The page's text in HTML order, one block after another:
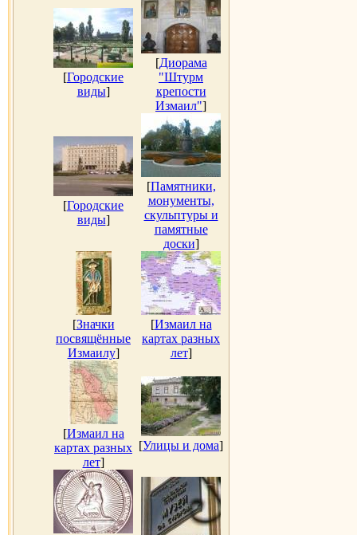
[Городские
виды]
[Диорама
"Штурм
крепости
Измаил"]
[Городские
виды]
[Памятники,
монументы,
скульптуры и
памятные
доски]
[Значки
посвящённые
Измаилу]
[Измаил на
картах разных
лет]
[Измаил на
картах разных
лет]
[Улицы и дома]